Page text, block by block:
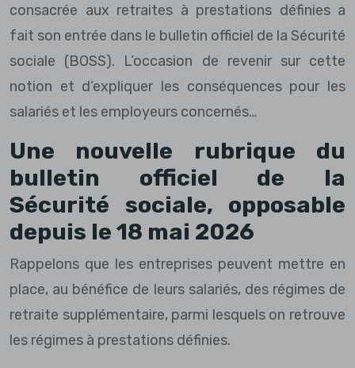
consacrée aux retraites à prestations définies a
fait son entrée dans le bulletin officiel de la Sécurité
sociale (BOSS). L’occasion de revenir sur cette
notion et d’expliquer les conséquences pour les
salariés et les employeurs concernés…
Une nouvelle rubrique du
bulletin officiel de la
Sécurité sociale, opposable
depuis le 18 mai 2026
Rappelons que les entreprises peuvent mettre en
place, au bénéfice de leurs salariés, des régimes de
retraite supplémentaire, parmi lesquels on retrouve
les régimes à prestations définies.